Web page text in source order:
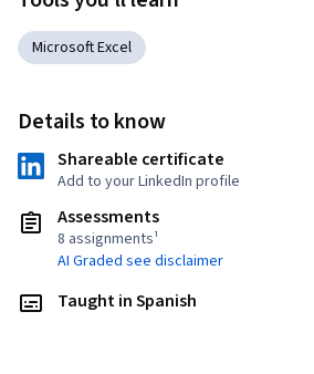
Microsoft Excel
Details to know
Shareable certificate
Add to your LinkedIn profile
Assessments
8 assignments¹
AI Graded see disclaimer
Taught in Spanish